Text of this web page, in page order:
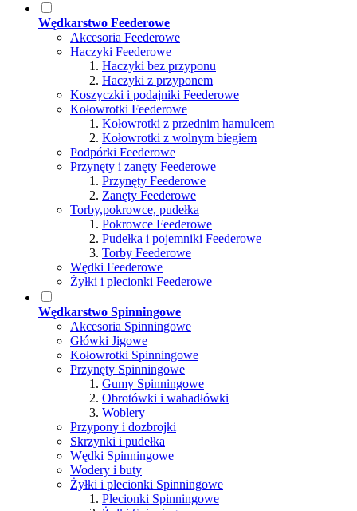
Wędkarstwo Feederowe
Akcesoria Feederowe
Haczyki Feederowe
Haczyki bez przyponu
Haczyki z przyponem
Koszyczki i podajniki Feederowe
Kołowrotki Feederowe
Kołowrotki z przednim hamulcem
Kołowrotki z wolnym biegiem
Podpórki Feederowe
Przynęty i zanęty Feederowe
Przynęty Feederowe
Zanęty Feederowe
Torby,pokrowce, pudełka
Pokrowce Feederowe
Pudełka i pojemniki Feederowe
Torby Feederowe
Wędki Feederowe
Żyłki i plecionki Feederowe
Wędkarstwo Spinningowe
Akcesoria Spinningowe
Główki Jigowe
Kołowrotki Spinningowe
Przynęty Spinningowe
Gumy Spinningowe
Obrotówki i wahadłówki
Woblery
Przypony i dozbrojki
Skrzynki i pudełka
Wędki Spinningowe
Wodery i buty
Żyłki i plecionki Spinningowe
Plecionki Spinningowe